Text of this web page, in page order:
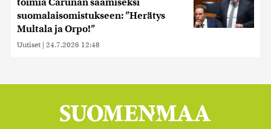
toimia Carunan saamiseksi
suomalaisomistukseen: ”Herätys
Multala ja Orpo!”
Uutiset | 24.7.2026 12:48